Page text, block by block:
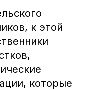
к этой
которые